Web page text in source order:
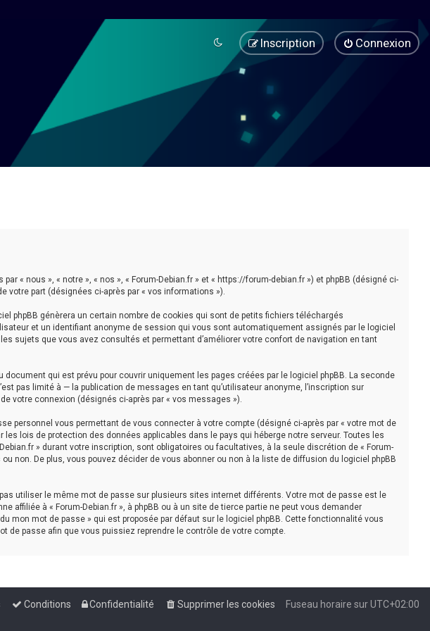
Connexion
Inscription
« nous », « notre », « nos », « Forum-Debian.fr » et « https://forum-debian.fr ») et phpBB (désigné ci-
votre part (désignées ci-après par « vos informations »).
phpBB génèrera un certain nombre de cookies qui sont de petits fichiers téléchargés
et un identifiant anonyme de session qui vous sont automatiquement assignés par le logiciel
sujets que vous avez consultés et permettant d’améliorer votre confort de navigation en tant
qui est prévu pour couvrir uniquement les pages créées par le logiciel phpBB. La seconde
pas limité à — la publication de messages en tant qu’utilisateur anonyme, l’inscription sur
votre connexion (désignés ci-après par « vos messages »).
personnel vous permettant de vous connecter à votre compte (désigné ci-après par « votre mot de
lois de protection des données applicables dans le pays qui héberge notre serveur. Toutes les
» durant votre inscription, sont obligatoires ou facultatives, à la seule discrétion de « Forum-
non. De plus, vous pouvez décider de vous abonner ou non à la liste de diffusion du logiciel phpBB
utiliser le même mot de passe sur plusieurs sites internet différents. Votre mot de passe est le
affiliée à « Forum-Debian.fr », à phpBB ou à un site de tierce partie ne peut vous demander
mon mot de passe » qui est proposée par défaut sur le logiciel phpBB. Cette fonctionnalité vous
de passe afin que vous puissiez reprendre le contrôle de votre compte.
Fuseau horaire surUTC+02:00
Supprimer les cookies
Confidentialité
Conditions